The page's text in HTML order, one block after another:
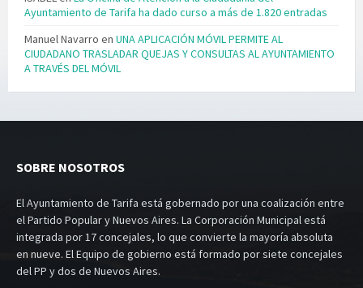
Ayuntamiento de Tarifa ha dado curso a más de 1.820 entradas
Manuel Navarro en UNA APLICACIÓN MÓVIL PERMITE AL
CIUDADANO TRASLADAR QUEJAS Y CONSULTAS AL AYUNTAMIENTO
A TRAVÉS DEL MÓVIL
SOBRE NOSOTROS
El Ayuntamiento de Tarifa está gobernado por una coalización entre
el Partido Popular y Nuevos Aires. La Corporación Municipal está
integrada por 17 concejales, lo que convierte la mayoría absoluta
en nueve. El Equipo de gobierno está formado por siete concejales
del PP y dos de Nuevos Aires.